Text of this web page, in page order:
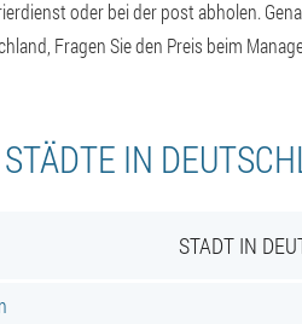
oder bei der post abholen.
Fragen Sie den Preis beim
IN
STADT IN